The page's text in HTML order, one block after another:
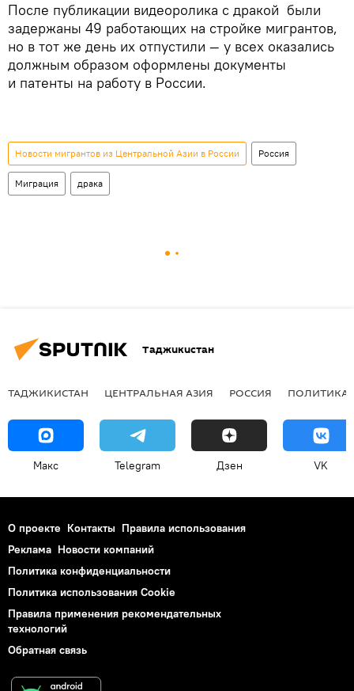
После публикации видеоролика с дракой были
задержаны 49 работающих на стройке мигрантов,
но в тот же день их отпустили — у всех оказались
должным образом оформлены документы
и патенты на работу в России.
Новости мигрантов из Центральной Азии в России Россия
Миграция драка
Таджикистан
ТАДЖИКИСТАН ЦЕНТРАЛЬНАЯ АЗИЯ РОССИЯ ПОЛИТИКА
Макс Telegram Дзен VK
О проекте Контакты Правила использования
Реклама Новости компаний
Политика конфиденциальности
Политика использования Cookie
Правила применения рекомендательных
технологий
Обратная связь